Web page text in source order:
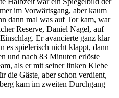
im Vorwärtsgang, aber kaum
dann mal was auf Tor kam, war
Reserve, Daniel Nagel, auf
Er avancierte ganz klar
es spielerisch nicht klappt, dann
und nach 83 Minuten erlöste
als er mit seiner linken Klebe
die Gäste, aber schon verdient,
kam im zweiten Durchgang